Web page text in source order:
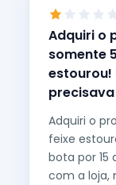
Adquiri o
somente
estourou!
precisava
Adquiri o
feixe
bota por
com a loja,